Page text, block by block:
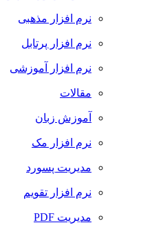
نرم افزار مذهبی
نرم افزار پرتابل
نرم افزار آموزشی
مقالات
آموزش زبان
نرم افزار مک
مدیریت پسورد
نرم افزار تقویم
مدیریت PDF